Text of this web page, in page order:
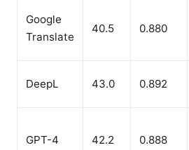
Google
Translate
40.5 0.880
DeepL 43.0 0.892
GPT-4 42.2 0.888